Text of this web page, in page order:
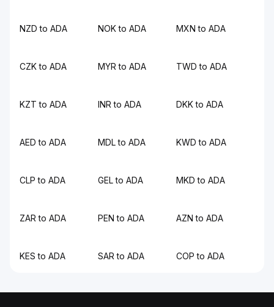
NZD to ADA NOK to ADA MXN to ADA
CZK to ADA MYR to ADA TWD to ADA
KZT to ADA INR to ADA DKK to ADA
AED to ADA MDL to ADA KWD to ADA
CLP to ADA GEL to ADA MKD to ADA
ZAR to ADA PEN to ADA AZN to ADA
KES to ADA SAR to ADA COP to ADA